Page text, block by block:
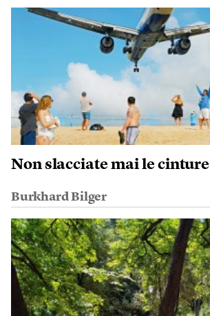
Non slacciate mai le cinture
Burkhard Bilger